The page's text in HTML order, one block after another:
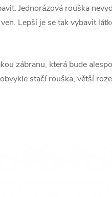
Jednorázová rouška
Lepší je se tak vybavit
zábranu, která bude
stačí rouška, větší